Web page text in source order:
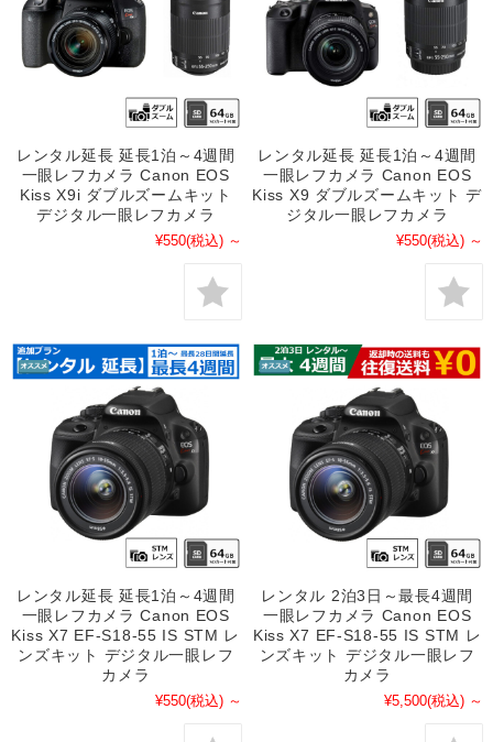
レンタル延長 延長1泊～4週間
一眼レフカメラ Canon EOS
Kiss X9i ダブルズームキット
デジタル一眼レフカメラ
¥550(税込) ～
レンタル延長 延長1泊～4週間
一眼レフカメラ Canon EOS
Kiss X9 ダブルズームキット デ
ジタル一眼レフカメラ
¥550(税込) ～
レンタル延長 延長1泊～4週間
一眼レフカメラ Canon EOS
Kiss X7 EF-S18-55 IS STM レ
ンズキット デジタル一眼レフ
カメラ
¥550(税込) ～
レンタル 2泊3日～最長4週間
一眼レフカメラ Canon EOS
Kiss X7 EF-S18-55 IS STM レ
ンズキット デジタル一眼レフ
カメラ
¥5,500(税込) ～